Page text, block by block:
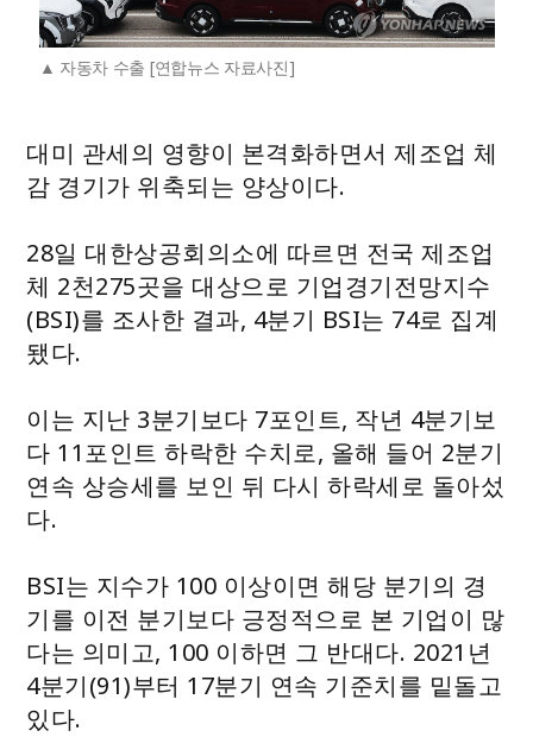
자동차 수출 [연합뉴스 자료사진]
대미 관세의 영향이 본격화하면서 제조업 체
감 경기가 위축되는 양상이다.
28일 대한상공회의소에 따르면 전국 제조업
체 2천275곳을 대상으로 기업경기전망지수
(BSI)를 조사한 결과, 4분기 BSI는 74로 집계
됐다.
이는 지난 3분기보다 7포인트, 작년 4분기보
다 11포인트 하락한 수치로, 올해 들어 2분기
연속 상승세를 보인 뒤 다시 하락세로 돌아섰
다.
BSI는 지수가 100 이상이면 해당 분기의 경
기를 이전 분기보다 긍정적으로 본 기업이 많
다는 의미고, 100 이하면 그 반대다. 2021년
4분기(91)부터 17분기 연속 기준치를 밑돌고
있다.